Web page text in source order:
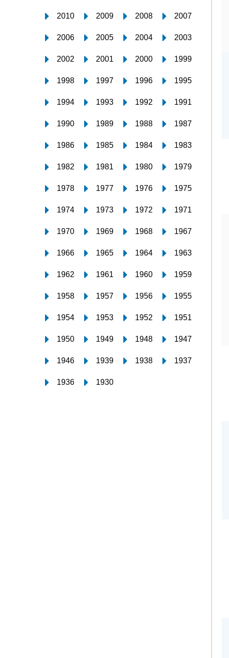
2010 2009 2008 2007
2006 2005 2004 2003
2002 2001 2000 1999
1998 1997 1996 1995
1994 1993 1992 1991
1990 1989 1988 1987
1986 1985 1984 1983
1982 1981 1980 1979
1978 1977 1976 1975
1974 1973 1972 1971
1970 1969 1968 1967
1966 1965 1964 1963
1962 1961 1960 1959
1958 1957 1956 1955
1954 1953 1952 1951
1950 1949 1948 1947
1946 1939 1938 1937
1936 1930